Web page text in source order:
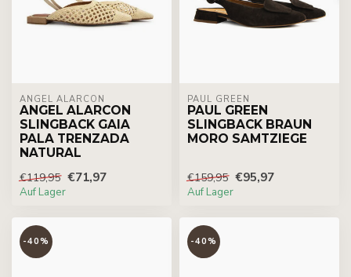
ÁNGEL ALARCÓN
ANGEL ALARCON
SLINGBACK GAIA
PALA TRENZADA
NATURAL
€119,95 €71,97
Auf Lager
PAUL GREEN
PAUL GREEN
SLINGBACK BRAUN
MORO SAMTZIEGE
€159,95 €95,97
Auf Lager
-40% -40%